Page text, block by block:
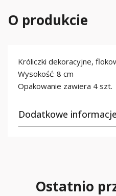
O produkcie
Króliczki dekoracyjne,
Wysokość: 8 cm
Opakowanie zawiera 4 szt.
Dodatkowe informacje
Ostatnio